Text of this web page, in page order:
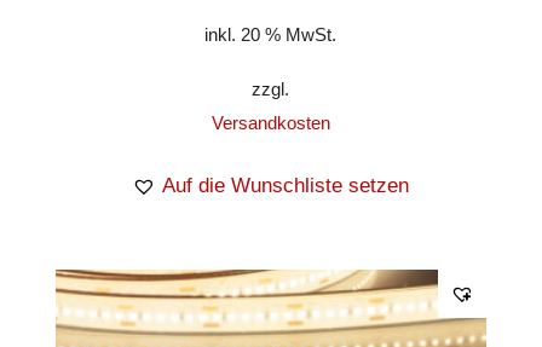
inkl. 20 % MwSt.
zzgl.
Versandkosten
Auf die Wunschliste setzen